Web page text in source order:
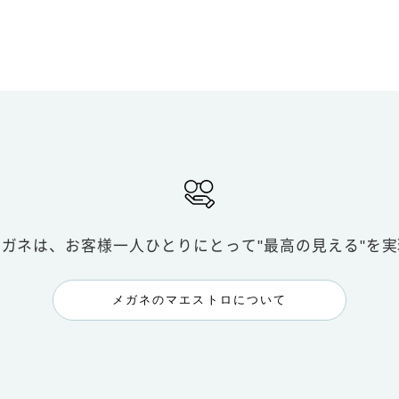
ネは、お客様一人ひとりにとって"最高の見える"を実
メガネのマエストロについて